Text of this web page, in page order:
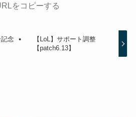
をコピーする
記念
【LoL】サポート調整
【patch6.13】